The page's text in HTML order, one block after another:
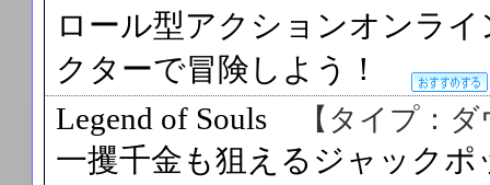
ロール型アクションオンラ
クターで冒険しよう！
Legend of Souls
【タイプ：
一攫千金も狙えるジャック